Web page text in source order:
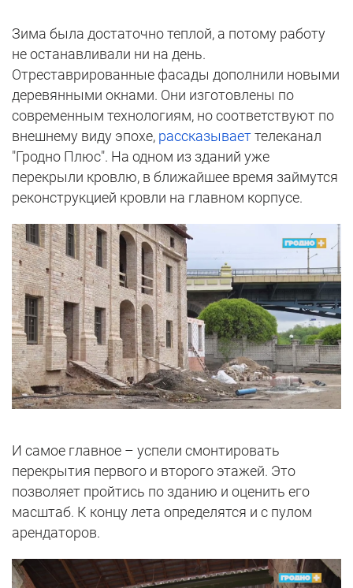
Зима была достаточно теплой, а потому работу
не останавливали ни на день.
Отреставрированные фасады дополнили новыми
деревянными окнами. Они изготовлены по
современным технологиям, но соответствуют по
внешнему виду эпохе, рассказываеттелеканал
"Гродно Плюс". На одном из зданий уже
перекрыли кровлю, в ближайшее время займутся
реконструкцией кровли на главном корпусе.
И самое главное – успели смонтировать
перекрытия первого и второго этажей. Это
позволяет пройтись по зданию и оценить его
масштаб. К концу лета определятся и с пулом
арендаторов.